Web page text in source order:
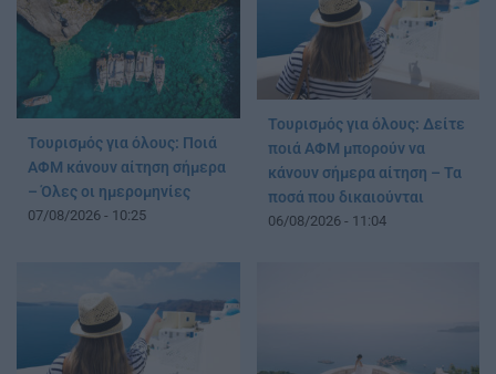
Τουρισμός για όλους: Ποιά
ΑΦΜ κάνουν αίτηση σήμερα
– Όλες οι ημερομηνίες
07/08/2026 - 10:25
Τουρισμός για όλους: Δείτε
ποιά ΑΦΜ μπορούν να
κάνουν σήμερα αίτηση – Τα
ποσά που δικαιούνται
06/08/2026 - 11:04